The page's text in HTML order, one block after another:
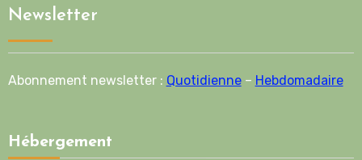
Newsletter
Abonnement newsletter : Quotidienne– Hebdomadaire
Hébergement